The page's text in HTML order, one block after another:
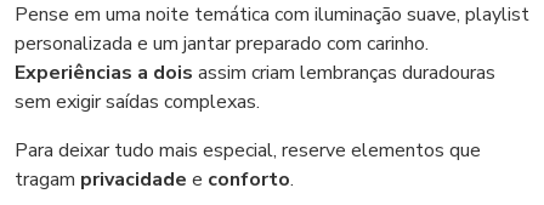
Pense em uma noite temática com iluminação suave, playlist
personalizada e um jantar preparado com carinho.
Experiências a dois assim criam lembranças duradouras
sem exigir saídas complexas.
Para deixar tudo mais especial, reserve elementos que
tragam privacidade e conforto.